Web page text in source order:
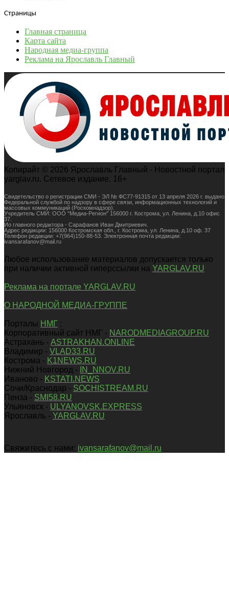
Страницы
Главная страница
Карта сайта
Народная медиа-группа
Реклама на Ярославль Главный
Копирайт © 2026 Ярославль Главный - Новостной портал
yarglav.ru. Сетевое издание. 16+
Свидетельство о регистрации СМИ - ЭЛ № ФС77-91315 от 13 апреля 2026 г. выдано
Федеральной службой по надзору в сфере связи, информационных технологий и
массовых коммуникаций (Роскомнадзор).
Учредитель СМИ: ООО "Медиа-Регион" 156000 г. Кострома, ул. Ленина, д.10 офис
37.
Ио главного редактора - Сарафанов Иван Дмитриевич.
Адрес редакции: 156000 Костромская обл., г. Кострома, ул. Ленина, д.10 оф. 37
Телефон редакции: +7(964)150-88-53. Электронная почта редакции:
ivansarafanov@mail.ru
Любое использование материалов допускается только
при наличии активной гиперссылки на YARGLAV.RU
Реклама на портале YARGLAV.RU
О НАРОДНОЙ МЕДИА-ГРУППЕ
Порталы НМГ :
Корпоративный сайт НМГ - NARODMEDIAGROUP.RU
Астрахань - ASTRAKHAN.ONLINE
Владимир - VLAD33.RU
Кострома - K1NEWS.RU
Нижний Новгород -
IN_NNOV.RU
Иваново - KSTATI.NEWS
Сочи/Краснодар - SOCHISTREAM.RU
Пенза - SMI58.RU
Ульяновск - ULYANOVSK.EXPRESS
Ярославль - YARGLAV.RU
Свяжитесь с нами: ivansarafanov@mail.ru